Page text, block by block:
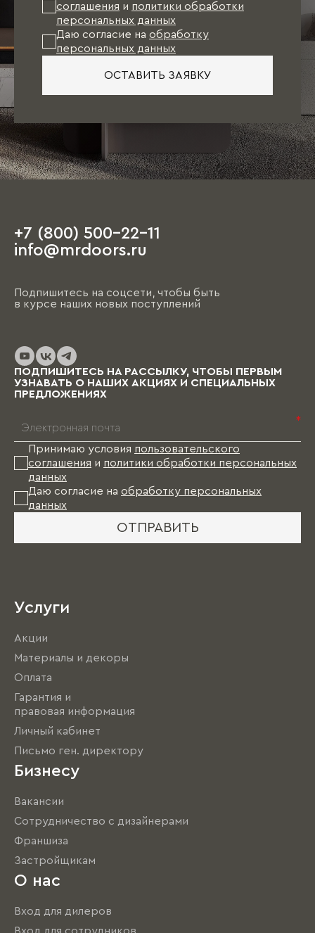
соглашения и политики обработки
персональных данных
Даю согласие на обработку
персональных данных
ОСТАВИТЬ ЗАЯВКУ
+7 (800) 500-22-11
info@mrdoors.ru
Подпишитесь на соцсети, чтобы быть
в курсе наших новых поступлений
ПОДПИШИТЕСЬ НА РАССЫЛКУ, ЧТОБЫ ПЕРВЫМ
УЗНАВАТЬ О НАШИХ АКЦИЯХ И СПЕЦИАЛЬНЫХ
ПРЕДЛОЖЕНИЯХ
*
Принимаю условия пользовательского
соглашения и политики обработки персональных
данных
Даю согласие на обработку персональных
данных
ОТПРАВИТЬ
Услуги
Акции
Материалы и декоры
Оплата
Гарантия и
правовая информация
Личный кабинет
Письмо ген. директору
Бизнесу
Вакансии
Сотрудничество с дизайнерами
Франшиза
Застройщикам
О нас
Вход для дилеров